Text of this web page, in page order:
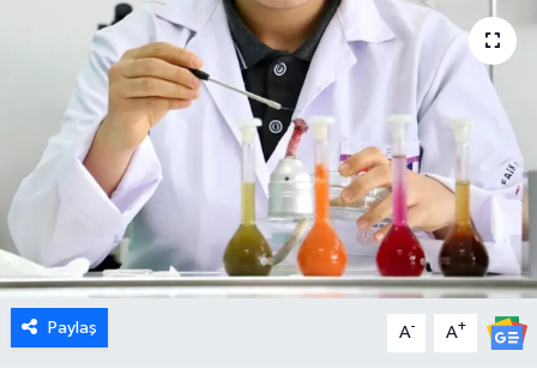
Paylaş A- A+
Eğitim
Ekonomi
Emet
Foto Galeri
Gediz
Genel